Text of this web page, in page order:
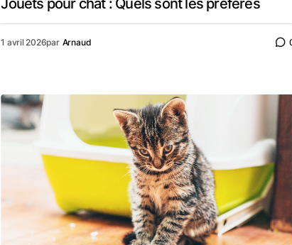
Jouets pour chat : Quels sont les préférés
1 avril 2026par Arnaud